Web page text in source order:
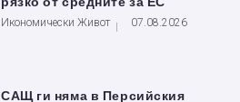
Икономически Живот 07.08.2026
САЩ ги няма в Персийския